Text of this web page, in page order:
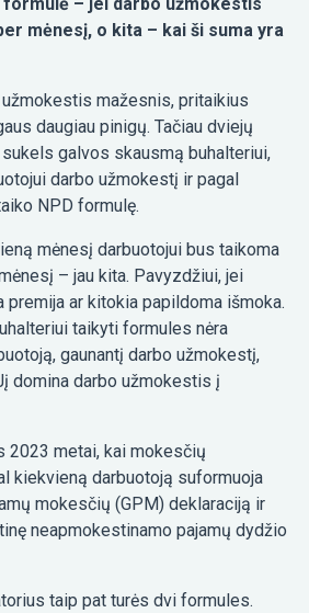
mėnesį, o kita – kai ši suma yra
mažesnis, pritaikius
daugiau pinigų. Tačiau dviejų
galvos skausmą buhalteriui,
darbo užmokestį ir pagal
NPD formulę.
mėnesį darbuotojui bus taikoma
– jau kita. Pavyzdžiui, jei
premija ar kitokia papildoma išmoka.
taikyti formules nėra
gaunantį darbo užmokestį,
domina darbo užmokestis į
2023 metai, kai mokesčių
kiekvieną darbuotoją suformuoja
mokesčių (GPM) deklaraciją ir
neapmokestinamo pajamų dydžio
taip pat turės dvi formules.